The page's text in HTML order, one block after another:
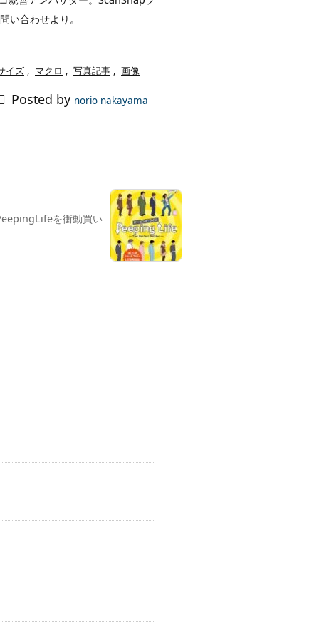
い合わせより。
イズ , マクロ , 写真記事 , 画像
Posted by norio nakayama
を衝動買い